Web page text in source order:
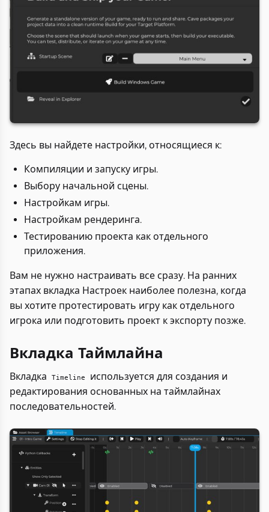
Здесь вы найдете настройки, относящиеся к:
Компиляции и запуску игры.
Выбору начальной сцены.
Настройкам игры.
Настройкам рендеринга.
Тестированию проекта как отдельного
приложения.
Вам не нужно настраивать все сразу. На ранних
этапах вкладка Настроек наиболее полезна, когда
вы хотите протестировать игру как отдельного
игрока или подготовить проект к экспорту позже.
Вкладка Таймлайна
Вкладка Timeline
используется для создания и
редактирования основанных на таймлайнах
последовательностей.